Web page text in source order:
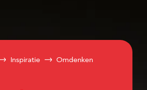
Inspiratie
Omdenken